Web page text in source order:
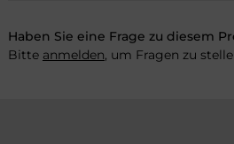
Haben Sie eine Frage zu diesem
Bitte anmelden, um Fragen zu